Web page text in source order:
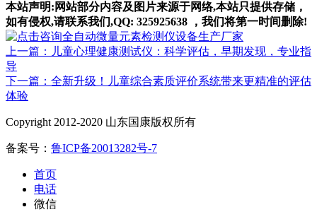
本站声明:网站部分内容及图片来源于网络,本站只提供存储，
如有侵权,请联系我们,QQ: 325925638 ，我们将第一时间删除!
上一篇：儿童心理健康测试仪：科学评估，早期发现，专业指
导
下一篇：全新升级！儿童综合素质评价系统带来更精准的评估
体验
Copyright 2012-2020 山东国康版权所有
备案号： 鲁ICP备20013282号-7
首页
电话
微信